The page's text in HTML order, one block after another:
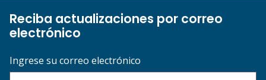
Reciba actualizaciones por correo
electrónico
Ingrese su correo electrónico